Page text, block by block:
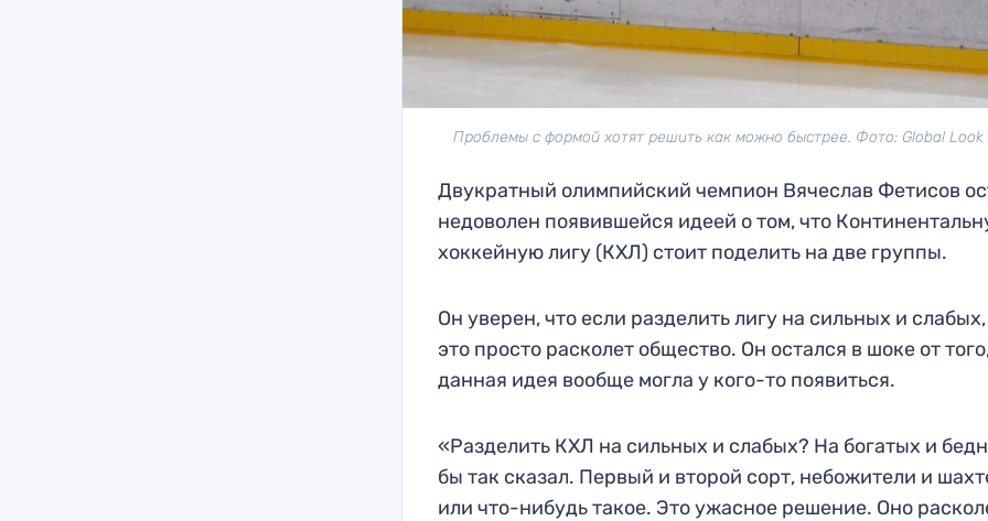
Проблемы с формой хотят решить как можно быстрее. Фото: Global Look
Двукратный олимпийский чемпион Вячеслав Фетисов
недоволен появившейся идеей о том, что
хоккейную лигу (КХЛ) стоит поделить на две группы.
Он уверен, что если разделить лигу на сильных и
это просто расколет общество. Он остался в шоке от
данная идея вообще могла у кого-то появиться.
«Разделить КХЛ на сильных и слабых? На богатых и
бы так сказал. Первый и второй сорт, небожители и
или что-нибудь такое. Это ужасное решение. Оно